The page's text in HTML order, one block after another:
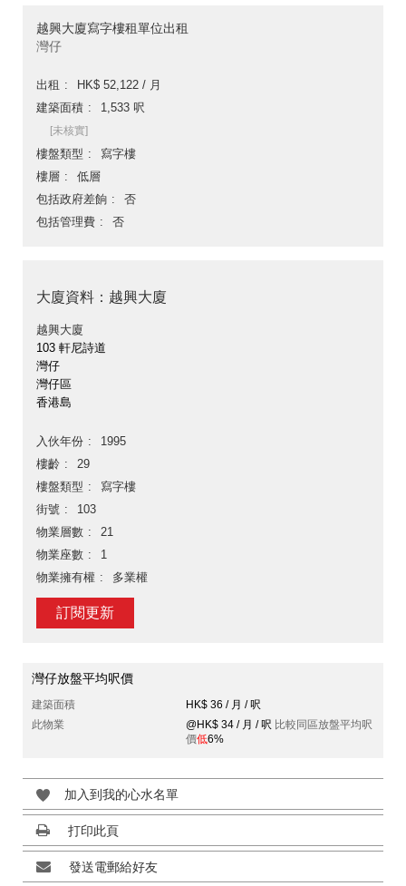
越興大廈寫字樓租單位出租
灣仔
出租
HK$ 52,122 / 月
建築面積
1,533 呎
[未核實]
樓盤類型
寫字樓
樓層
低層
包括政府差餉
否
包括管理費
否
大廈資料：越興大廈
越興大廈
103 軒尼詩道
灣仔
灣仔區
香港島
入伙年份
1995
樓齡
29
樓盤類型
寫字樓
街號
103
物業層數
21
物業座數
1
物業擁有權
多業權
訂閱更新
灣仔放盤平均呎價
建築面積
HK$ 36 / 月 / 呎
此物業
@HK$ 34 / 月 / 呎 比較同區放盤平均呎
價低6%
加入到我的心水名單
打印此頁
發送電郵給好友